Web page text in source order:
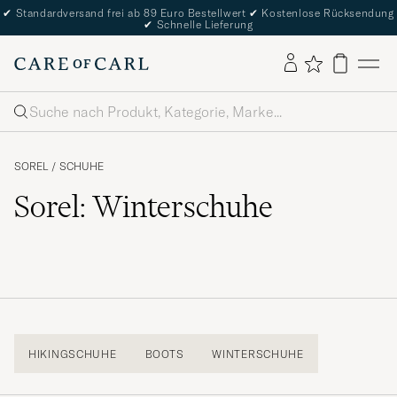
✔ Standardversand frei ab 89 Euro Bestellwert ✔ Kostenlose Rücksendung
✔ Schnelle Lieferung
Suche
SOREL / SCHUHE
Sorel: Winterschuhe
HIKINGSCHUHE BOOTS WINTERSCHUHE